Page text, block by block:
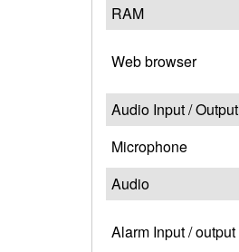
RAM
Web browser
Audio Input / Output
Microphone
Audio
Alarm Input / output